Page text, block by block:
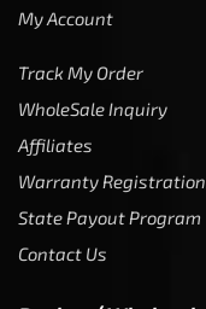
Support
My Account
Track My Order
WholeSale Inquiry
Affiliates
Warranty Registrations